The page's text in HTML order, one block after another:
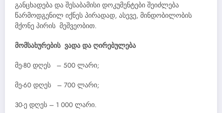
განცხადება და შესაბამისი დოკუმენტები შეიძლება
წარმოდგენილ იქნეს პირადად, ასევე, მინდობილობის
მქონე პირის მეშვეობით.
მომსახურების ვადა და ღირებულება
მე-80 დღეს – 500 ლარი;
მე-60 დღეს – 700 ლარი;
30-ე დღეს – 1 000 ლარი.